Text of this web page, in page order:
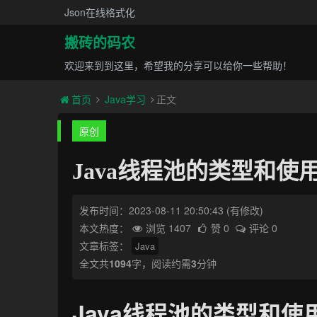
Json在线格式化
搬砖的码农
欢迎来到到这里，希望我的分享可以给你一些帮助！
首页 Java学习 正文
原创
Java线程池的类型和使
发布时间：2023-08-11 20:50:43 (有修改)
本文热度：
浏览 1407 赞 0
评论 0
文章标签：
Java
全文共1094字，阅读约需3分钟